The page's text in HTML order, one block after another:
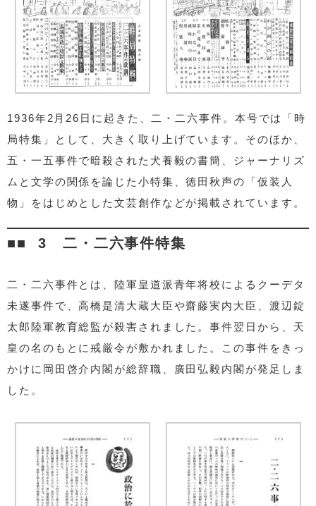
1936年2月26日に起きた、二・二六事件。本号では「時
局特集」として、大きく取り上げています。そのほか、
五・一五事件で暗殺された犬養毅の書簡、ジャーナリズ
ムと文学の関係を論じた小特集、徳田秋声の「仮装人
物」をはじめとした文芸創作などが掲載されています。
3 二・二六事件特集
二・二六事件とは、陸軍皇道派青年将校によるクーデタ
未遂事件で、高橋是清大蔵大臣や齋藤実内大臣、渡辺錠
太郎陸軍教育総監が殺害されました。事件翌日から、天
皇の名のもとに戒厳令が敷かれました。この事件をきっ
かけに岡田啓介内閣が総辞職、廣田弘毅内閣が発足しま
した。